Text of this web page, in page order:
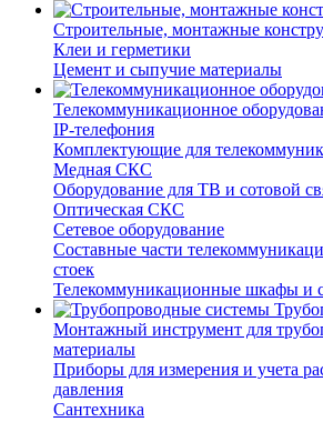
Строительные, монтажные
Клеи и герметики
Цемент и сыпучие материалы
Телекоммуникационное
IP-телефония
Комплектующие для
Медная СКС
Оборудование для ТВ и сотовой
Оптическая СКС
Сетевое оборудование
Составные части
стоек
Телекоммуникационные шкафы и
Монтажный инструмент для
материалы
Приборы для измерения и учета
давления
Сантехника